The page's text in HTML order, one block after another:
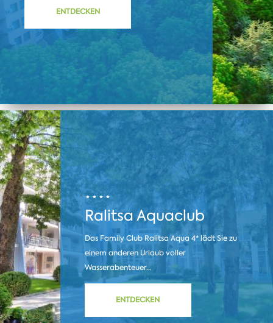
ENTDECKEN
Ralitsa Aquaclub
Das Family Club Ralitsa Aqua 4* lädt Sie zu
einem anderen Urlaub voller
Wasserabenteuer...
ENTDECKEN